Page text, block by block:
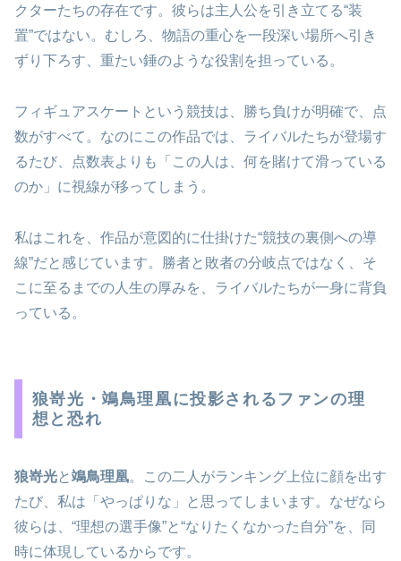
クターたちの存在です。彼らは主人公を引き立てる“装
置”ではない。むしろ、物語の重心を一段深い場所へ引き
ずり下ろす、重たい錘のような役割を担っている。
フィギュアスケートという競技は、勝ち負けが明確で、点
数がすべて。なのにこの作品では、ライバルたちが登場す
るたび、点数表よりも「この人は、何を賭けて滑っている
のか」に視線が移ってしまう。
私はこれを、作品が意図的に仕掛けた“競技の裏側への導
線”だと感じています。勝者と敗者の分岐点ではなく、そ
こに至るまでの人生の厚みを、ライバルたちが一身に背負
っている。
狼嵜光・鴗鳥理凰に投影されるファンの理
想と恐れ
狼嵜光と鴗鳥理凰。この二人がランキング上位に顔を出す
たび、私は「やっぱりな」と思ってしまいます。なぜなら
彼らは、“理想の選手像”と“なりたくなかった自分”を、同
時に体現しているからです。